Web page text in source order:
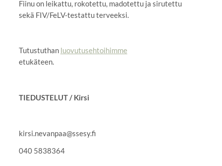
Fiinu on leikattu, rokotettu, madotettu ja sirutettu
sekä FIV/FeLV-testattu terveeksi.
Tutustuthan luovutusehtoihimme
etukäteen.
TIEDUSTELUT / Kirsi
kirsi.nevanpaa@ssesy.fi
040 5838364